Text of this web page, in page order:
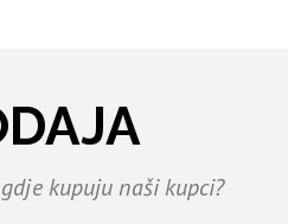
kupuju naši kupci?